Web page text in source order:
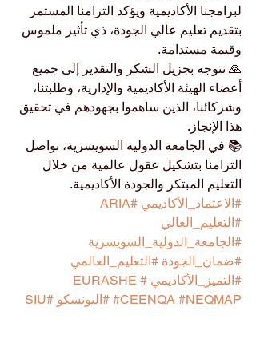
لبرامجنا الأكاديمية ويؤكد التزامنا المستمر
بتقديم تعليم عالي الجودة، ذي تأثير ملموس
وقيمة مستدامة.
🙏 نتوجه بجزيل الشكر والتقدير إلى جميع
أعضاء الهيئة الأكاديمية والإدارية، وطلبتنا،
وشركائنا، الذين ساهموا بجهودهم في تحقيق
هذا الإنجاز.
📚 في الجامعة الدولية السويسرية، نواصل
التزامنا بتشكيل عقول عالمية من خلال
التعليم المبتكر والجودة الأكاديمية.
#الاعتماد_الأكاديمي #ARIA
#التعليم_العالي
#الجامعة_الدولية_السويسرية
#ضمان_الجودة #التعليم_العالمي
#التميز_الأكاديمي #EURASHE
#CEENQA #NEQMAP #اليونسكو #SIU